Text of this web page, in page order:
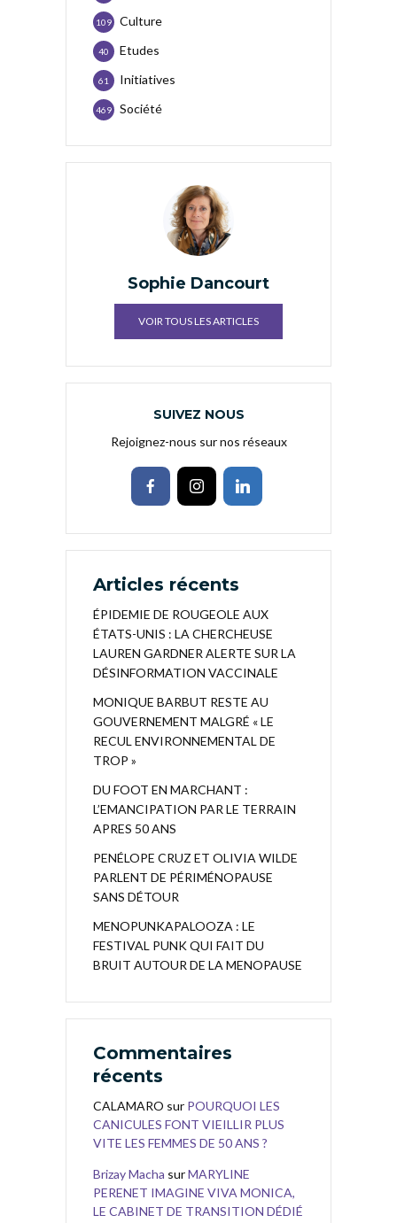
Culture
109
Etudes
40
Initiatives
61
Société
469
Sophie Dancourt
VOIR TOUS LES ARTICLES
SUIVEZ NOUS
Rejoignez-nous sur nos réseaux
Articles récents
ÉPIDEMIE DE ROUGEOLE AUX
ÉTATS-UNIS : LA CHERCHEUSE
LAUREN GARDNER ALERTE SUR LA
DÉSINFORMATION VACCINALE
MONIQUE BARBUT RESTE AU
GOUVERNEMENT MALGRÉ « LE
RECUL ENVIRONNEMENTAL DE
TROP »
DU FOOT EN MARCHANT :
L’EMANCIPATION PAR LE TERRAIN
APRES 50 ANS
PENÉLOPE CRUZ ET OLIVIA WILDE
PARLENT DE PÉRIMÉNOPAUSE
SANS DÉTOUR
MENOPUNKAPALOOZA : LE
FESTIVAL PUNK QUI FAIT DU
BRUIT AUTOUR DE LA MENOPAUSE
Commentaires
récents
CALAMARO sur POURQUOI LES
CANICULES FONT VIEILLIR PLUS
VITE LES FEMMES DE 50 ANS ?
Brizay Macha surMARYLINE
PERENET IMAGINE VIVA MONICA,
LE CABINET DE TRANSITION DÉDIÉ